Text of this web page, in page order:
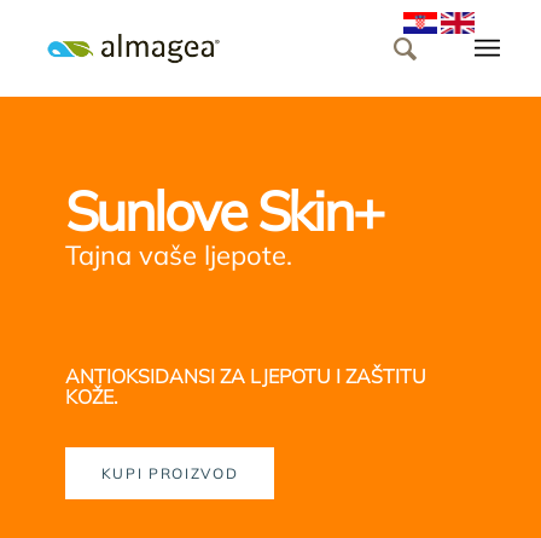
Sunlove Skin+
Tajna vaše ljepote.
ANTIOKSIDANSI ZA LJEPOTU I ZAŠTITU
KOŽE.
KUPI PROIZVOD